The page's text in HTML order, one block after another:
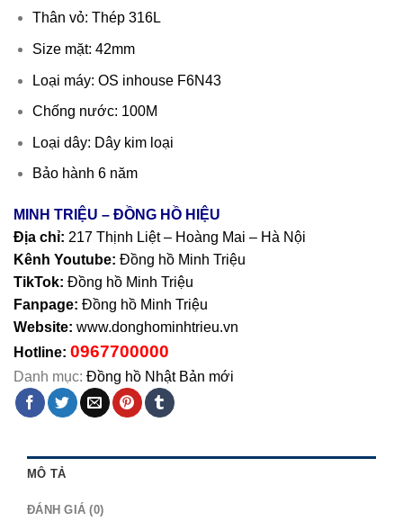
Thân vỏ: Thép 316L
Size mặt: 42mm
Loại máy: OS inhouse F6N43
Chống nước: 100M
Loại dây: Dây kim loại
Bảo hành 6 năm
MINH TRIỆU – ĐỒNG HỒ HIỆU
Địa chỉ: 217 Thịnh Liệt – Hoàng Mai – Hà Nội
Kênh Youtube: Đồng hồ Minh Triệu
TikTok: Đồng hồ Minh Triệu
Fanpage: Đồng hồ Minh Triệu
Website: www.donghominhtrieu.vn
Hotline: 0967700000
Danh mục: Đồng hồ Nhật Bản mới
MÔ TẢ
ĐÁNH GIÁ (0)